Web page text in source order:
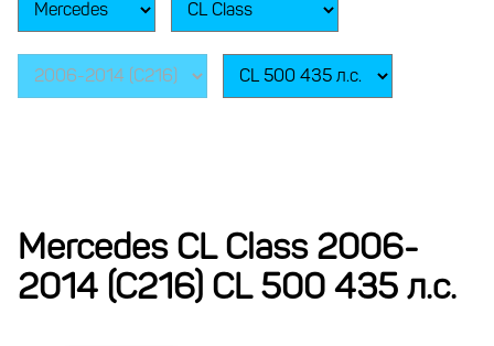
Mercedes CL Class 2006-
2014 (C216) CL 500 435 л.с.